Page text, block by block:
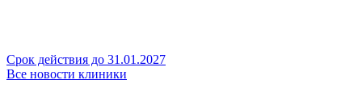
Срок действия до 31.01.2027
Все новости клиники